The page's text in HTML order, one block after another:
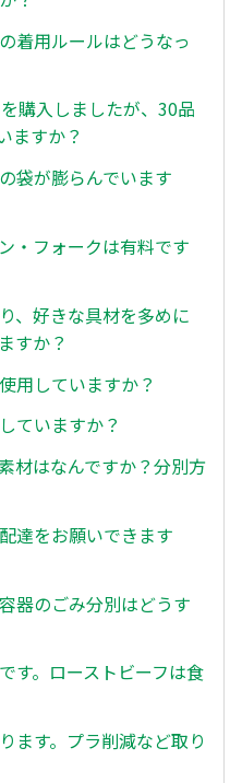
着用ルールはどうなっ
購入しましたが、30品
ますか？
袋が膨らんでいます
・フォークは有料です
、好きな具材を多めに
すか？
用していますか？
ていますか？
材はなんですか？分別方
達をお願いできます
器のごみ分別はどうす
す。ローストビーフは食
ます。プラ削減など取り